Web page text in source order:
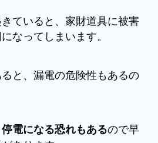
ていると、家財道具に被害
なってしまいます。
と、漏電の危険性もあるの
電になる恐れもあるので早